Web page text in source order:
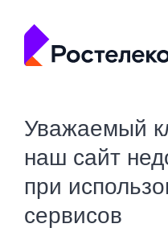
Уважаемый
наш сайт
при
сервисов